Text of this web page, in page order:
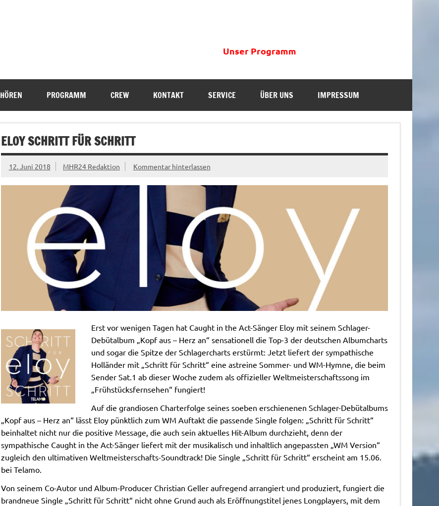
Unser Programm
HÖREN PROGRAMM CREW KONTAKT SERVICE ÜBER UNS IMPRESSUM
ELOY SCHRITT FÜR SCHRITT
12. Juni 2018 MHR24 Redaktion Kommentar hinterlassen
Erst vor wenigen Tagen hat Caught in the Act-Sänger Eloy mit seinem Schlager-
Debütalbum „Kopf aus – Herz an“ sensationell die Top-3 der deutschen Albumcharts
und sogar die Spitze der Schlagercharts erstürmt: Jetzt liefert der sympathische
Holländer mit „Schritt für Schritt“ eine astreine Sommer- und WM-Hymne, die beim
Sender Sat.1 ab dieser Woche zudem als offizieller Weltmeisterschaftssong im
„Frühstücksfernsehen“ fungiert!
Auf die grandiosen Charterfolge seines soeben erschienenen Schlager-Debütalbums
„Kopf aus – Herz an“ lässt Eloy pünktlich zum WM Auftakt die passende Single folgen: „Schritt für Schritt“
beinhaltet nicht nur die positive Message, die auch sein aktuelles Hit-Album durchzieht, denn der
sympathische Caught in the Act-Sänger liefert mit der musikalisch und inhaltlich angepassten „WM Version“
zugleich den ultimativen Weltmeisterschafts-Soundtrack! Die Single „Schritt für Schritt“ erscheint am 15.06.
bei Telamo.
Von seinem Co-Autor und Album-Producer Christian Geller aufregend arrangiert und produziert, fungiert die
brandneue Single „Schritt für Schritt“ nicht ohne Grund auch als Eröffnungstitel jenes Longplayers, mit dem